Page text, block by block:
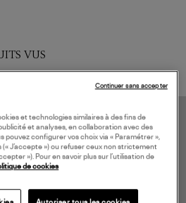
VUS
et technologies similaires à des fins de
et analyses, en collaboration avec des
pouvez configurer vos choix via « Paramétrer »,
J’accepte ») ou refuser ceux non strictement
»). Pour en savoir plus sur l’utilisation de
de cookies
Continuer sans accepter